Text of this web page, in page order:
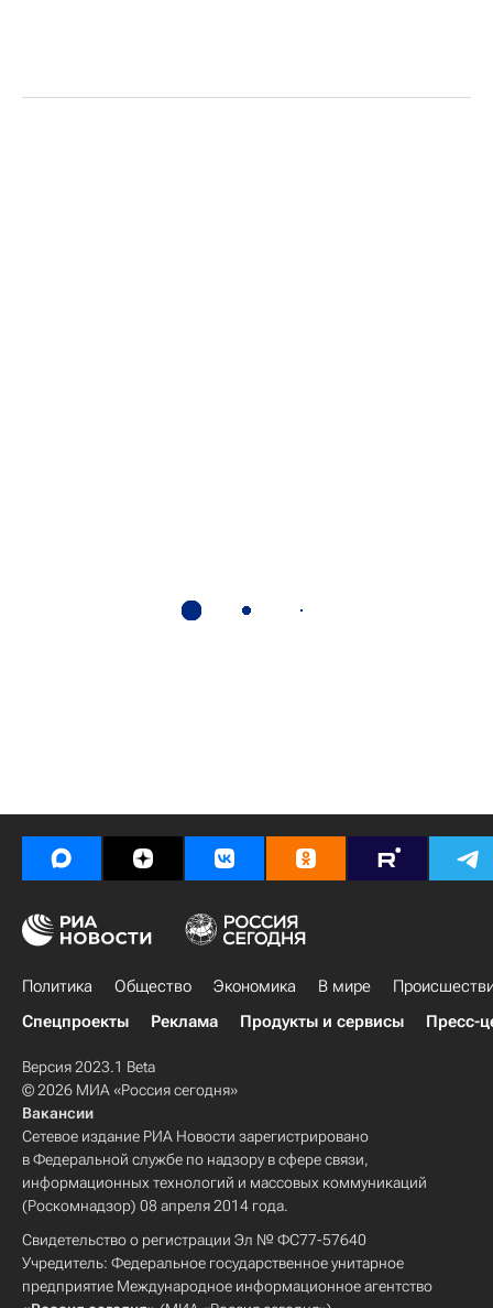
Политика Общество Экономика В мире
Спецпроекты
Реклама Продукты и сервисы Пресс-
Версия 2023.1 Beta
© 2026 МИА «Россия сегодня»
Вакансии
Сетевое издание РИА Новости зарегистрировано
в Федеральной службе по надзору в сфере связи,
информационных технологий и массовых коммуникаций
(Роскомнадзор) 08 апреля 2014 года.
Свидетельство о регистрации Эл № ФС77-57640
Учредитель: Федеральное государственное унитарное
предприятие Международное информационное агентство